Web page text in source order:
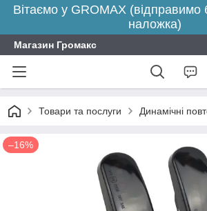
Вітаємо у GROMAX (відправимо
наложка)
Магазин Громакс
Товари та послуги Динамічні
–16%